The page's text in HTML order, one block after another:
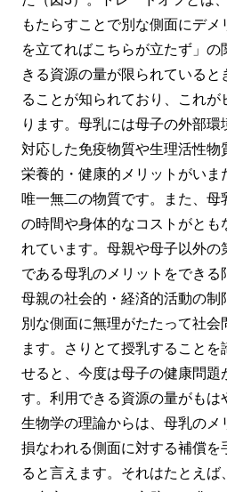
もたらすことで別な側面にデメ
を立てればこちらが立たず」
きる資源の量が限られていると
ることが知られており、これが
ります。母乳には母子の外部環
対応した免疫物質や生理活性物
栄養的・健康的メリットがいま
唯一無二の物質です。また、母
の時間や身体的なコストがとも
れています。母親や母子以外の
である母乳のメリットをできる
母親の社会的・経済的活動の制
別な側面に無理がたたって社会
ます。さりとて授乳することを
せると、今度は母子の健康問題
す。利用できる資源の量がもは
生物学の理論からは、母乳のメ
損なわれる側面に対する補償を
ると言えます。それはたとえ